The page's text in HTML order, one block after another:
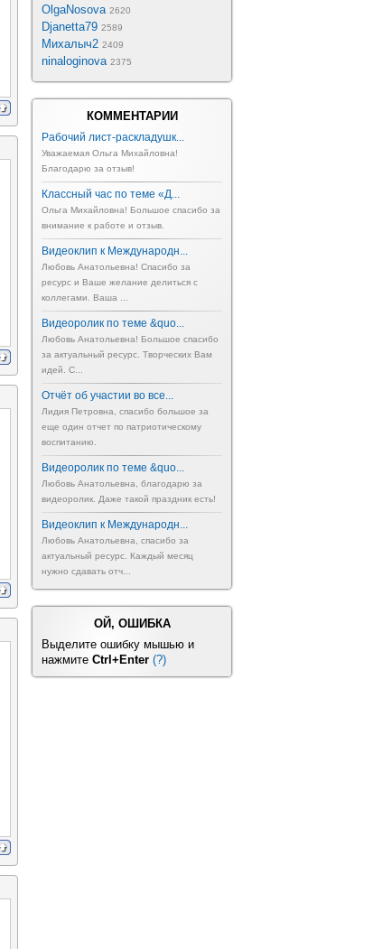
OlgaNosova 2620
Djanetta79 2589
Михалыч2 2409
ninaloginova 2375
КОММЕНТАРИИ
Рабочий лист-раскладушк...
Уважаемая Ольга Михайловна!
Благодарю за отзыв!
Классный час по теме «Д...
Ольга Михайловна! Большое спасибо за
внимание к работе и отзыв.
Видеоклип к Международн...
Любовь Анатольевна! Спасибо за
ресурс и Ваше желание делиться с
коллегами. Ваша ...
Видеоролик по теме &quo...
Любовь Анатольевна! Большое спасибо
за актуальный ресурс. Творческих Вам
идей. С...
Отчёт об участии во все...
Лидия Петровна, спасибо большое за
еще один отчет по патриотическому
воспитанию.
Видеоролик по теме &quo...
Любовь Анатольевна, благодарю за
видеоролик. Даже такой праздник есть!
Видеоклип к Международн...
Любовь Анатольевна, спасибо за
актуальный ресурс. Каждый месяц
нужно сдавать отч...
ОЙ, ОШИБКА
Выделите ошибку мышью и
нажмите Ctrl+Enter (?)